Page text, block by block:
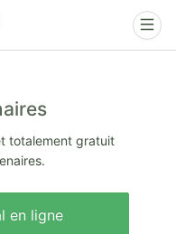
totalement gratuit
en ligne